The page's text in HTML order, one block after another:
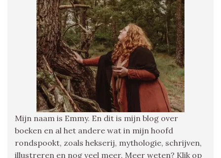
Mijn naam is Emmy. En dit is mijn blog over
boeken en al het andere wat in mijn hoofd
rondspookt, zoals hekserij, mythologie, schrijven,
illustreren en nog veel meer. Meer weten? Klik op